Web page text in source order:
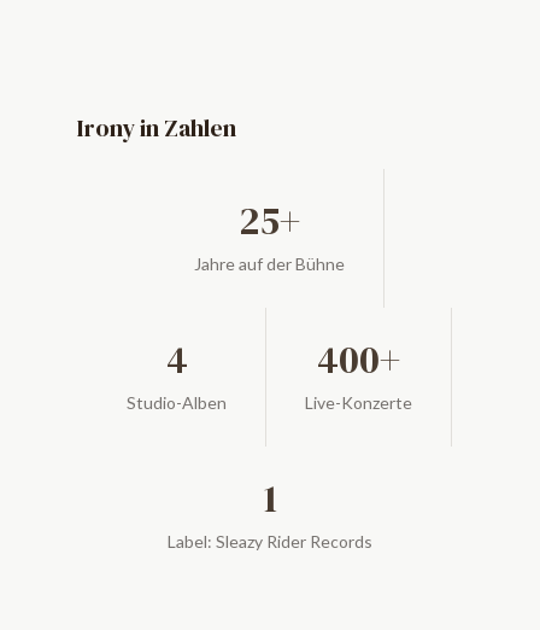
Irony in Zahlen
25+
Jahre auf der Bühne
4
Studio-Alben
400+
Live-Konzerte
1
Label: Sleazy Rider Records